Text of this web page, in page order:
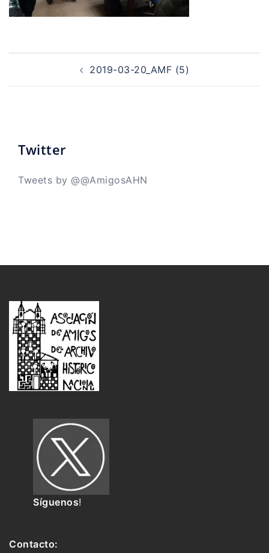
Navegación
entradas
2019-03-20_AMF (5)
Twitter
Tweets by @@AmigosAHN
Síguenos!
Contacto: